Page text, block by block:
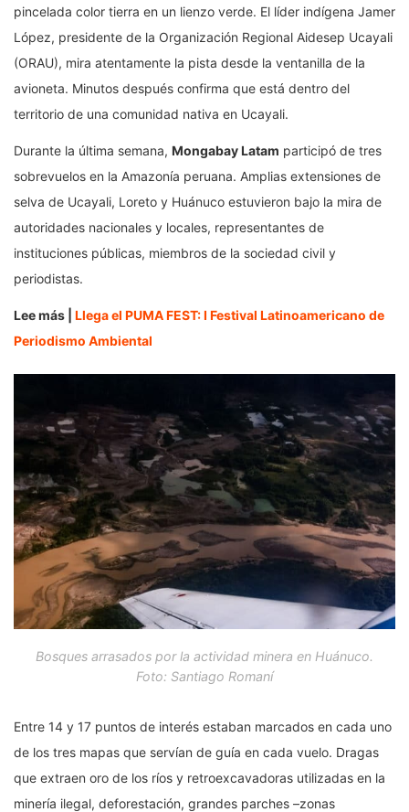
pincelada color tierra en un lienzo verde. El líder indígena Jamer
López, presidente de la Organización Regional Aidesep Ucayali
(ORAU), mira atentamente la pista desde la ventanilla de la
avioneta. Minutos después confirma que está dentro del
territorio de una comunidad nativa en Ucayali.
Durante la última semana, Mongabay Latam participó de tres
sobrevuelos en la Amazonía peruana. Amplias extensiones de
selva de Ucayali, Loreto y Huánuco estuvieron bajo la mira de
autoridades nacionales y locales, representantes de
instituciones públicas, miembros de la sociedad civil y
periodistas.
Lee más | Llega el PUMA FEST: I Festival Latinoamericano de
Periodismo Ambiental
Bosques arrasados por la actividad minera en Huánuco.
Foto: Santiago Romaní
Entre 14 y 17 puntos de interés estaban marcados en cada uno
de los tres mapas que servían de guía en cada vuelo. Dragas
que extraen oro de los ríos y retroexcavadoras utilizadas en la
minería ilegal, deforestación, grandes parches –zonas